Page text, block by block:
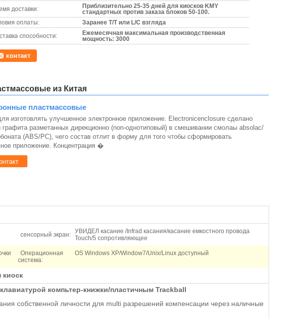
доставки:
Приблизительно 25-35 дней для киосков KMY
стандартных против заказа блоков 50-100.
оплаты:
Заранее T/T или L/C взгляда
способности:
Ежемесячная максимальная производственная
мощность: 3000
контакт
из Китая
пластмассовые
изготовлять улучшенное электронное приложение. Electronicenclosure сделано
графита разметанных дирекционно (non-однотиповый) в смешивании смолаы absolac/
(ABS/PC), чего состав отлит в форму для того чтобы сформировать
приложение. Концентрация �
сенсорный экран: УВИДЕЛ касание /Infrad касания/касание емкостного провода
Touch/5 сопротивляющее
Операционная
система:
OS Windows XP/Window7/Unix/Linux доступный
киоск
компьтер-книжки/пластичным Trackball
собственной личности для multi разрешений компенсации через наличные